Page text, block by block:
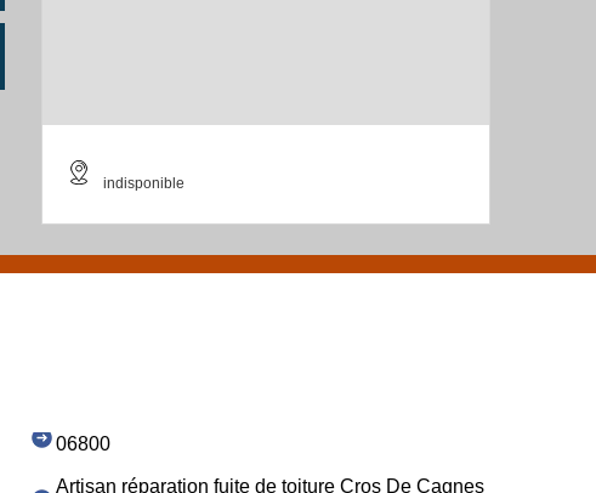
indisponible
06800
Artisan réparation fuite de toiture Cros De Cagnes